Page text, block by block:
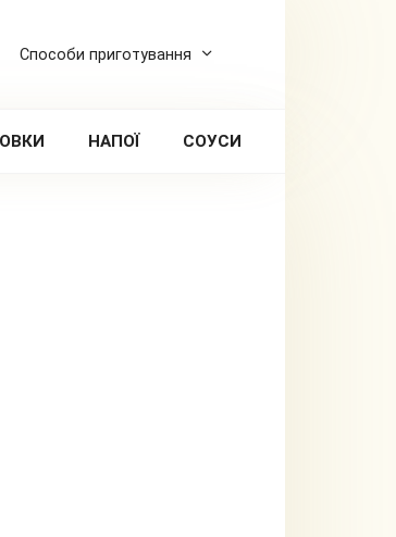
Способи приготування
НАПОЇ СОУСИ